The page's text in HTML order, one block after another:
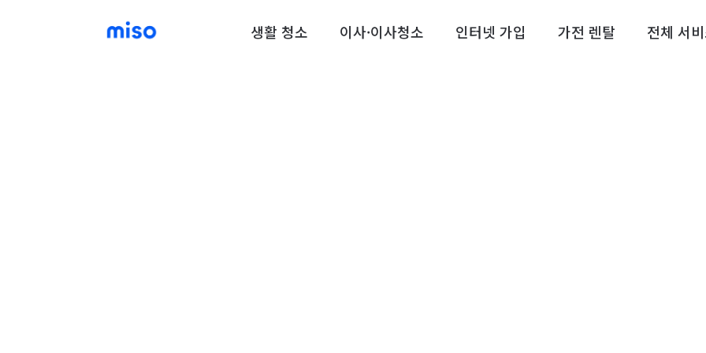
생활 청소 이사·이사청소 인터넷 가입 가전 렌탈 전체 서